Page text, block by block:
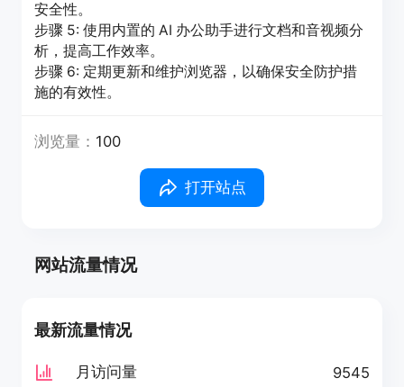
安全性。
步骤 5: 使用内置的 AI 办公助手进行文档和音视频分
析，提高工作效率。
步骤 6: 定期更新和维护浏览器，以确保安全防护措
施的有效性。
浏览量： 100
打开站点
网站流量情况
最新流量情况
月访问量 9545